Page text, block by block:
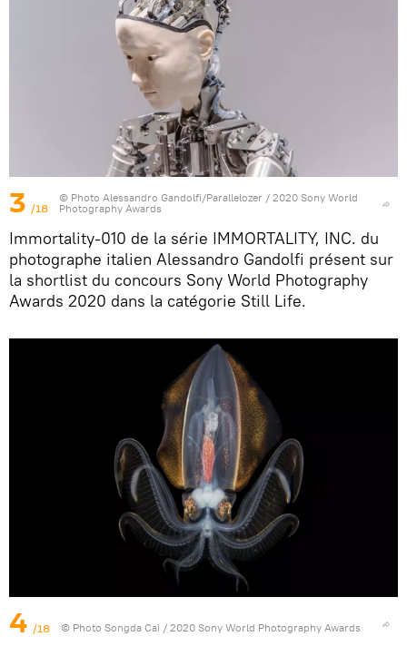
3 /18
© Photo Alessandro Gandolfi/Parallelozer / 2020 Sony World
Photography Awards
Immortality-010 de la série IMMORTALITY, INC. du
photographe italien Alessandro Gandolfi présent sur
la shortlist du concours Sony World Photography
Awards 2020 dans la catégorie Still Life.
4 /18 © Photo Songda Cai / 2020 Sony World Photography Awards